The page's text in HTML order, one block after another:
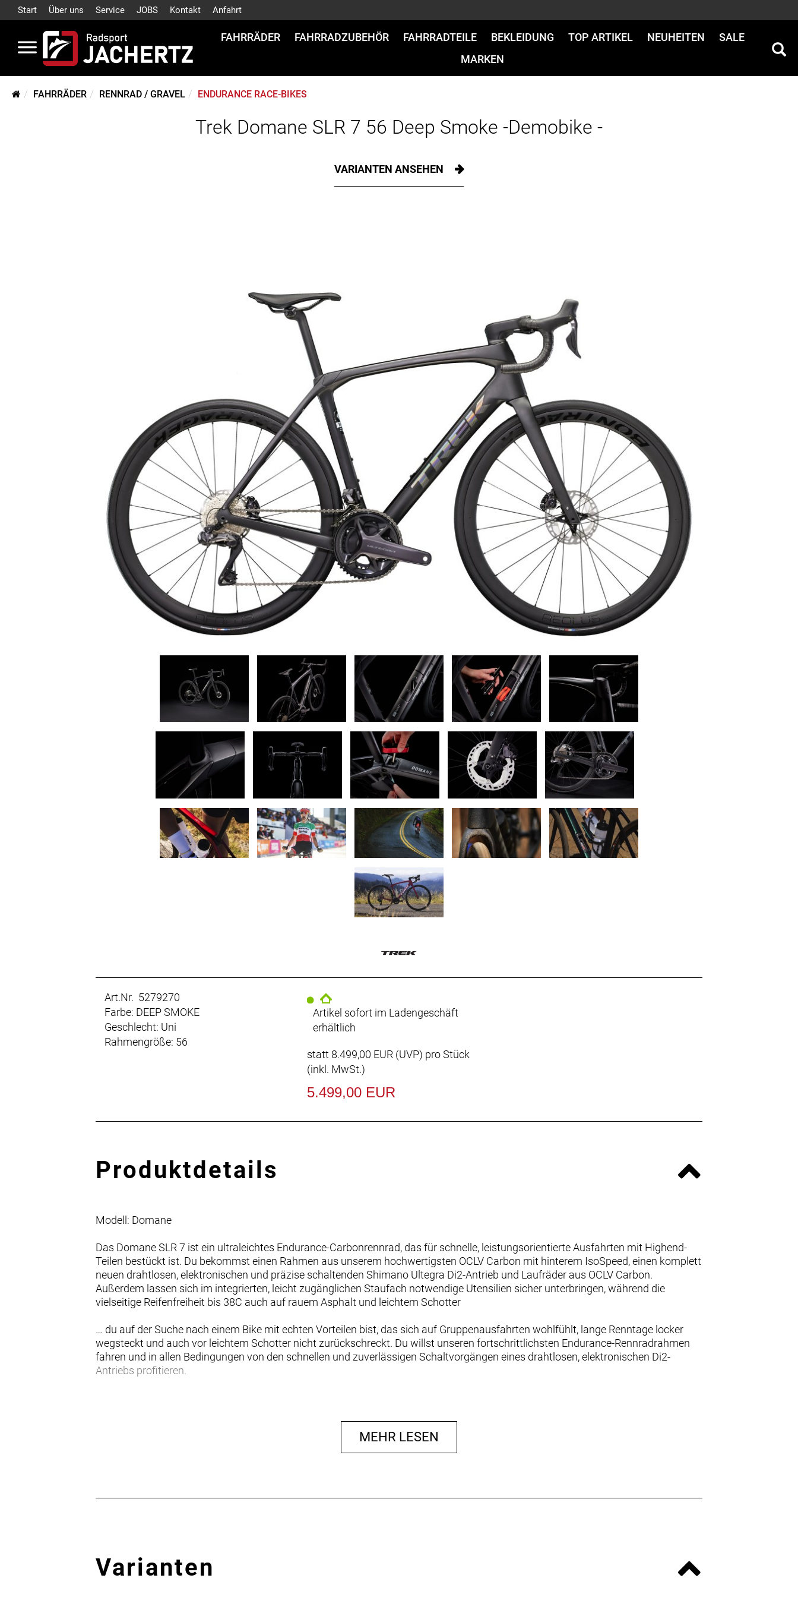
Start Über uns Service JOBS Kontakt Anfahrt
FAHRRÄDER FAHRRADZUBEHÖR FAHRRADTEILE BEKLEIDUNG TOP ARTIKEL NEUHEITEN
SALE
MARKEN
FAHRRÄDER RENNRAD / GRAVEL ENDURANCE RACE-BIKES
Trek Domane SLR 7 56 Deep Smoke -Demobike -
VARIANTEN ANSEHEN
Art.Nr. 5279270
Farbe: DEEP SMOKE
Geschlecht: Uni
Rahmengröße: 56
Artikel sofort im Ladengeschäft
erhältlich
statt 8.499,00 EUR (UVP) pro Stück
(inkl. MwSt.)
5.499,00 EUR
Produktdetails
Modell: Domane
Das Domane SLR 7 ist ein ultraleichtes Endurance-Carbonrennrad, das für schnelle, leistungsorientierte Ausfahrten mit Highend-
Teilen bestückt ist. Du bekommst einen Rahmen aus unserem hochwertigsten OCLV Carbon mit hinterem IsoSpeed, einen komplett
neuen drahtlosen, elektronischen und präzise schaltenden Shimano Ultegra Di2-Antrieb und Laufräder aus OCLV Carbon.
Außerdem lassen sich im integrierten, leicht zugänglichen Staufach notwendige Utensilien sicher unterbringen, während die
vielseitige Reifenfreiheit bis 38C auch auf rauem Asphalt und leichtem Schotter
… du auf der Suche nach einem Bike mit echten Vorteilen bist, das sich auf Gruppenausfahrten wohlfühlt, lange Renntage locker
wegsteckt und auch vor leichtem Schotter nicht zurückschreckt. Du willst unseren fortschrittlichsten Endurance-Rennradrahmen
fahren und in allen Bedingungen von den schnellen und zuverlässigen Schaltvorgängen eines drahtlosen, elektronischen Di2-
Antriebs profitieren.
kraftvoll zupackenden Flat Mount-Scheibenbremsen, Aeolus Pro 37-Carbonlaufrädern und einem Bontrager Pro IsoCore-Lenker, der
Straßenvibrationen im Vergleich zu herkömmlichen Carbonlenkern um 20 % verringert.
Rennen mit größtmöglichem Komfort absolvierst.
- Das schlanke interne Staufach bietet eine vielseitige Möglichkeit zur Unterbringung von Werkzeug und Ausrüstung, während sich
MEHR LESEN
Varianten